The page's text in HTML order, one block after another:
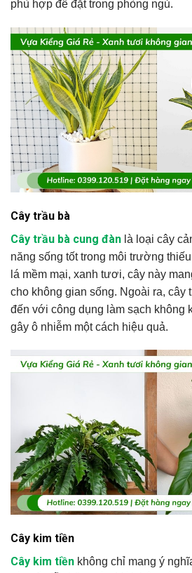
phù hợp để đặt trong phòng ngủ.
Cây trầu bà
Cây trầu bà cung đàn là loại cây
năng sống tốt trong môi trường
lá mềm mại, xanh tươi, cây này
cho không gian sống. Ngoài ra, cây
đến với công dụng làm sạch không
gây ô nhiễm một cách hiệu quả.
Cây kim tiền
Cây kim tiền không chỉ mang ý